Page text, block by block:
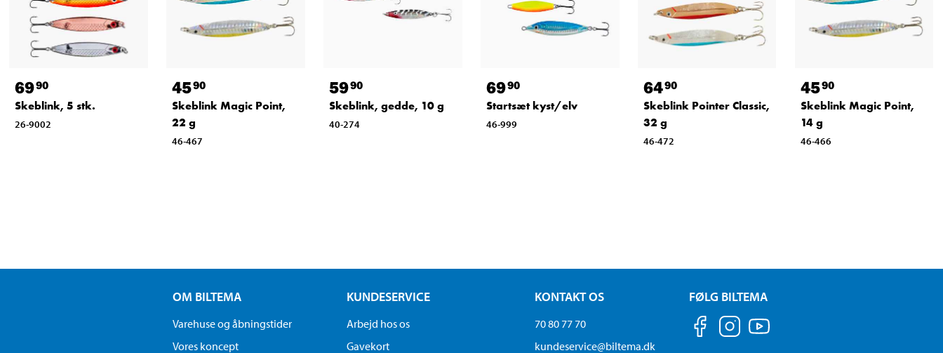
6990
Skeblink, 5 stk.
26-9002
4590
Skeblink Magic Point,
22 g
46-467
5990
Skeblink, gedde, 10 g
40-274
6990
Startsæt kyst/elv
46-999
6490
Skeblink Pointer Classic,
32 g
46-472
4590
Skeblink Magic Point,
14 g
46-466
OM BILTEMA
Varehuse og åbningstider
Vores koncept
KUNDESERVICE
Arbejd hos os
Gavekort
KONTAKT OS
70 80 77 70
kundeservice@biltema.dk
FØLG BILTEMA